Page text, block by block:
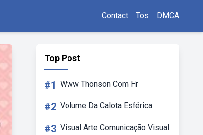
Contact Tos DMCA
Top Post
#1 Www Thonson Com Hr
#2 Volume Da Calota Esférica
#3 Visual Arte Comunicação Visual